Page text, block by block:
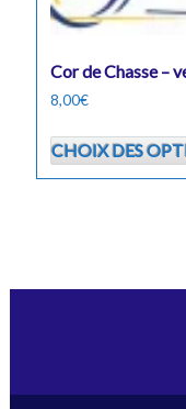
Cor de Chasse –
8,00€
CHOIX DES